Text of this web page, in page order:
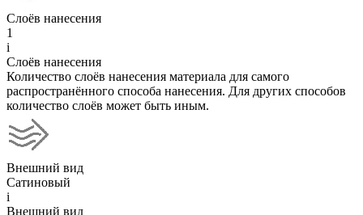
Слоёв нанесения
1
i
Слоёв нанесения
Количество слоёв нанесения материала для самого
распространённого способа нанесения. Для других способов
количество слоёв может быть иным.
Внешний вид
Сатиновый
i
Внешний вид